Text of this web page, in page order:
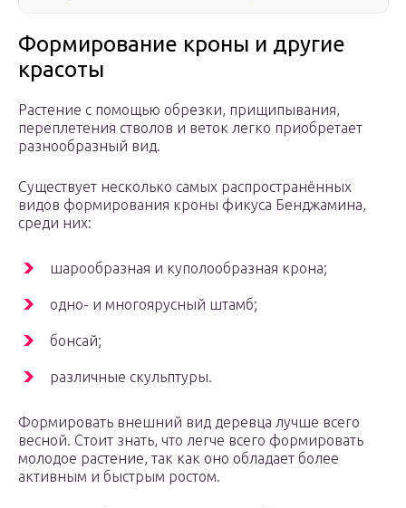
Формирование кроны и другие
красоты
Растение с помощью обрезки, прищипывания,
переплетения стволов и веток легко приобретает
разнообразный вид.
Существует несколько самых распространённых
видов формирования кроны фикуса Бенджамина,
среди них:
шарообразная и куполообразная крона;
одно- и многоярусный штамб;
бонсай;
различные скульптуры.
Формировать внешний вид деревца лучше всего
весной. Стоит знать, что легче всего формировать
молодое растение, так как оно обладает более
активным и быстрым ростом.